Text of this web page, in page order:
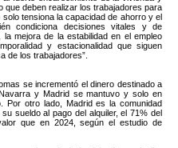
que deben realizar los trabajadores para
tensiona la capacidad de ahorro y el
condiciona decisiones vitales y de
mejora de la estabilidad en el empleo
y estacionalidad que siguen
de los trabajadores”.
se incrementó el dinero destinado a
y Madrid se mantuvo y solo en
Por otro lado, Madrid es la comunidad
sueldo al pago del alquiler, el 71% del
que en 2024, según el estudio de